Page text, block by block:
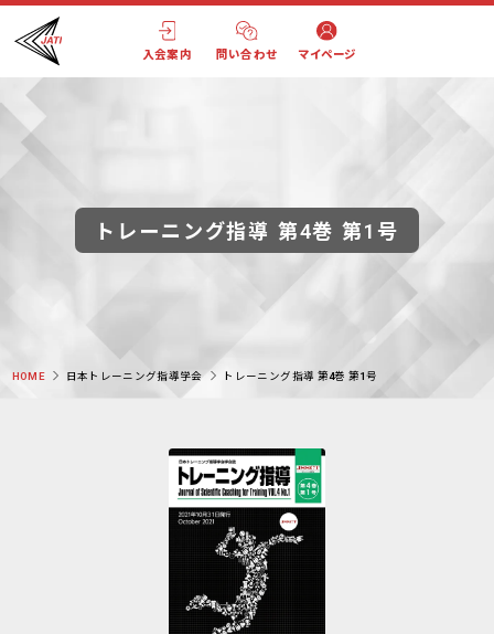
入会案内 問い合わせ マイページ
トレーニング指導 第4巻 第1号
HOME 日本トレーニング指導学会 トレーニング指導 第4巻 第1号